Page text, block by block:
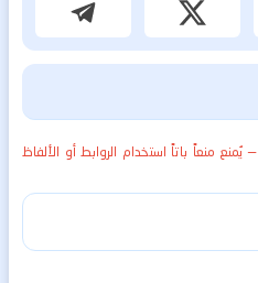
منعاً باتاً استخدام الروابط أو الألفاظ